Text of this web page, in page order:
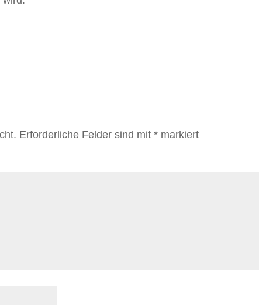
Erforderliche Felder sind mit* markiert